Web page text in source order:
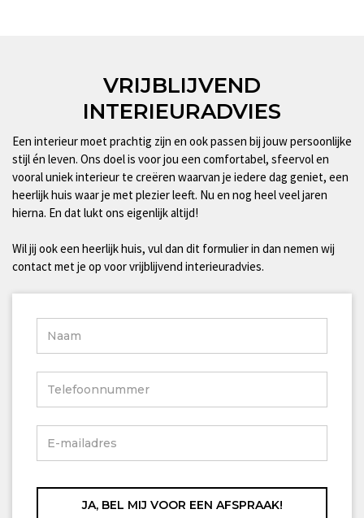
VRIJBLIJVEND
INTERIEURADVIES
Een interieur moet prachtig zijn en ook passen bij jouw persoonlijke
stijl én leven. Ons doel is voor jou een comfortabel, sfeervol en
vooral uniek interieur te creëren waarvan je iedere dag geniet, een
heerlijk huis waar je met plezier leeft. Nu en nog heel veel jaren
hierna. En dat lukt ons eigenlijk altijd!
Wil jij ook een heerlijk huis, vul dan dit formulier in dan nemen wij
contact met je op voor vrijblijvend interieuradvies.